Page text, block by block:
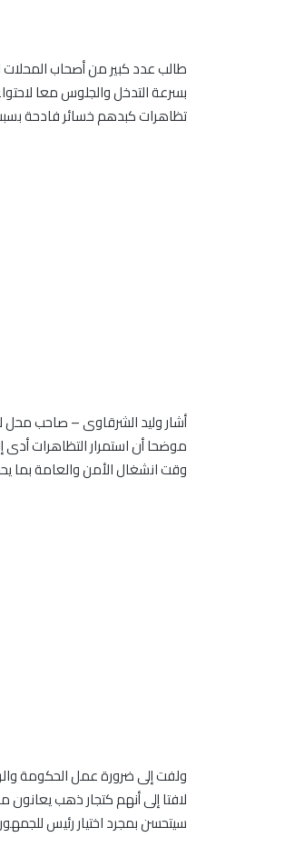
طالب عدد كبير من أصحاب المحلات
بسرعة التدخل والجلوس معا
تظاهرات كبدهم خسائر فادحة
أشار وليد الشرقاوى – صاحب محل
موضحا أن استمرار التظاهرات
وقت انشغال الأمن والعامة بما
ولفت إلى ضرورة عمل الحكومة
لافتا إلى أنهم كتجار ذهب يعانون
سيتحسن بمجرد اختيار رئيس